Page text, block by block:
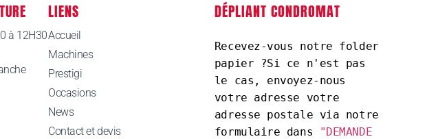
à 12H30
LIENS
Accueil
Machines
Prestigi
Occasions
News
Contact et devis
DÉPLIANT CONDROMAT
Recevez-vous notre folder
papier ?Si ce n'est pas
le cas, envoyez-nous
votre adresse votre
adresse postale via notre
formulaire dans
"DEMANDE